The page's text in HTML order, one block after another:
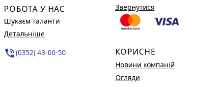
РОБОТА У НАС
Шукаєм таланти
Детальніше
phone_in_talk(0352) 43-00-50
Звернутися
КОРИСНЕ
Новини компаній
Огляди